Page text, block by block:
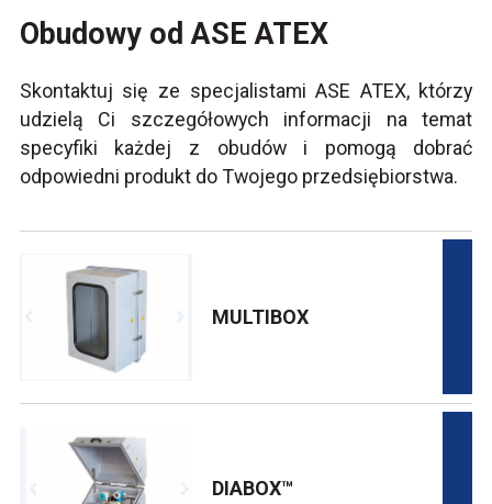
Obudowy od ASE ATEX
Skontaktuj się ze specjalistami ASE ATEX, którzy
udzielą Ci szczegółowych informacji na temat
specyfiki każdej z obudów i pomogą dobrać
odpowiedni produkt do Twojego przedsiębiorstwa.
MULTIBOX
DIABOX™